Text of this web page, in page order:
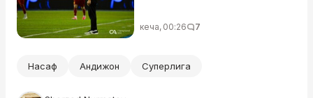
кеча, 00:26 7
Насаф Андижон Суперлига